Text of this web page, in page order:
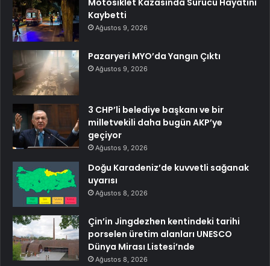
Motosiklet Kazasında Sürücü Hayatını
Kaybetti
Ağustos 9, 2026
Pazaryeri MYO’da Yangın Çıktı
Ağustos 9, 2026
3 CHP’li belediye başkanı ve bir
milletvekili daha bugün AKP’ye
geçiyor
Ağustos 9, 2026
Doğu Karadeniz’de kuvvetli sağanak
uyarısı
Ağustos 8, 2026
Çin’in Jingdezhen kentindeki tarihi
porselen üretim alanları UNESCO
Dünya Mirası Listesi’nde
Ağustos 8, 2026